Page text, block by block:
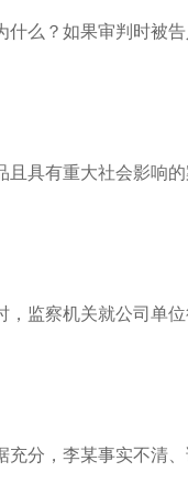
么？如果审判时被告
具有重大社会影响
监察机关就公司单
分，李某事实不清